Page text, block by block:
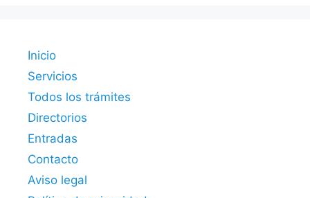
Inicio
Servicios
Todos los trámites
Directorios
Entradas
Contacto
Aviso legal